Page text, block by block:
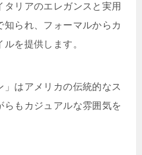
タリアのエレガンスと実用
られ、フォーマルからカ
を提供します。
」はアメリカの伝統的なス
らもカジュアルな雰囲気を